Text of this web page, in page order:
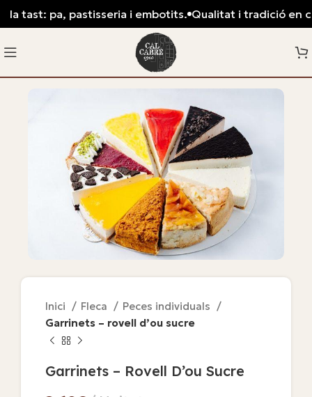
Inici Fleca
Peces individuals
Garrinets – rovell d’ou sucre
Garrinets – Rovell D’ou Sucre
tast: pa, pastisseria i embotits. Qualitat i tradició en